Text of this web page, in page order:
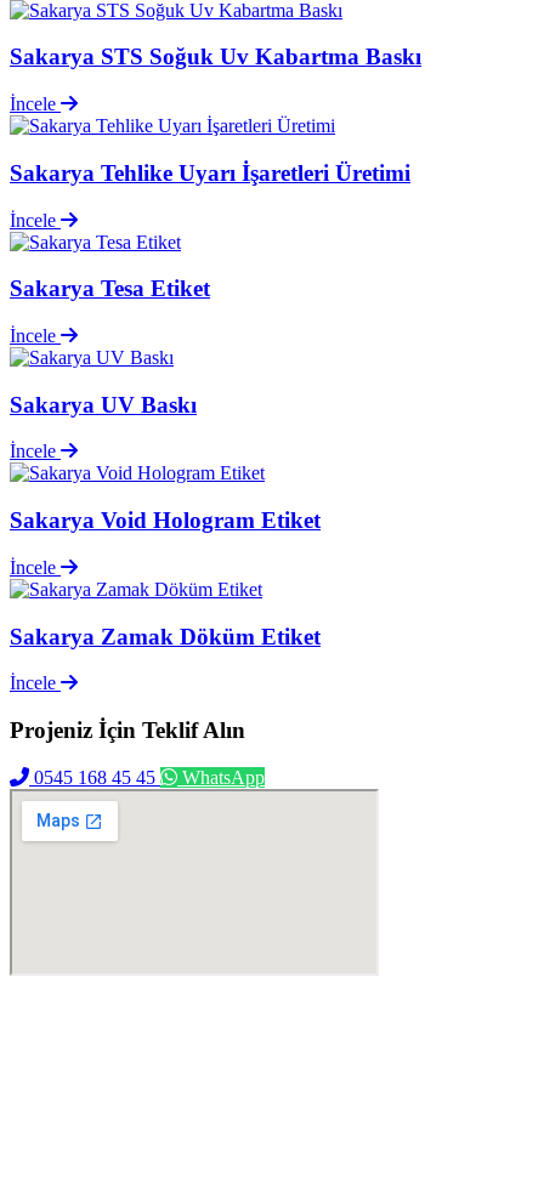
Sakarya STS Soğuk Uv Kabartma Baskı
İncele
Sakarya Tehlike Uyarı İşaretleri Üretimi
İncele
Sakarya Tesa Etiket
İncele
Sakarya UV Baskı
İncele
Sakarya Void Hologram Etiket
İncele
Sakarya Zamak Döküm Etiket
İncele
Projeniz İçin Teklif Alın
0545 168 45 45 WhatsApp